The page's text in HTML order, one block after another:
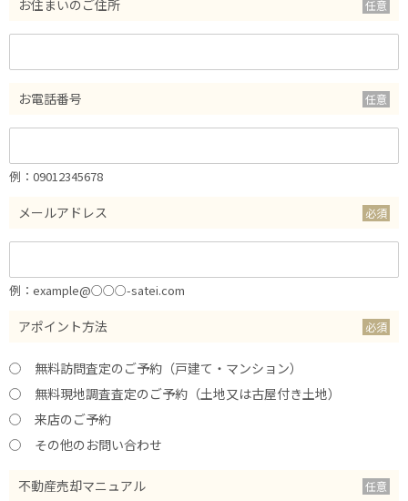
お住まいのご住所
お電話番号
例：09012345678
メールアドレス
例：example@○○○-satei.com
アポイント方法
無料訪問査定のご予約（戸建て・マンション）
無料現地調査査定のご予約（土地又は古屋付き土地）
来店のご予約
その他のお問い合わせ
不動産売却マニュアル